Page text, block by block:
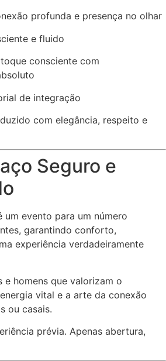
profunda e presença no olhar
e fluido
consciente com
de integração
com elegância, respeito e
Seguro e
um evento para um número
garantindo conforto,
experiência verdadeiramente
e homens que valorizam o
vital e a arte da conexão
ou casais.
prévia. Apenas abertura,